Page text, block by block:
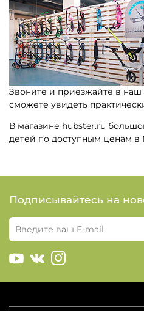
Звоните и приезжайте в
сможете увидеть
В магазине hubster.ru
детей по доступным ценам в
Подписывайтесь на